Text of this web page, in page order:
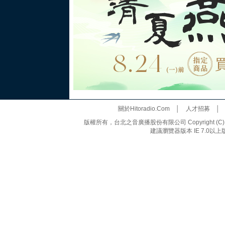
關於Hitoradio.Com│ 人才招募
版權所有，台北之音廣播股份有限公司 Copyright
建議瀏覽器版本 IE 7.0以上